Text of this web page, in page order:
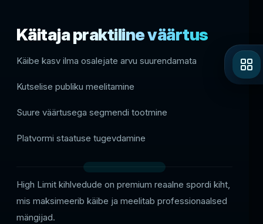
Käitaja praktiline väärtus
Käibe kasv ilma osalejate arvu suurendamata
Kutselise publiku meelitamine
Suure väärtusega segmendi tootmine
Platvormi staatuse tugevdamine
High Limit kihlvedude on premium reaalne spordi kiht,
mis maksimeerib käibe ja meelitab professionaalsed
mängijad.